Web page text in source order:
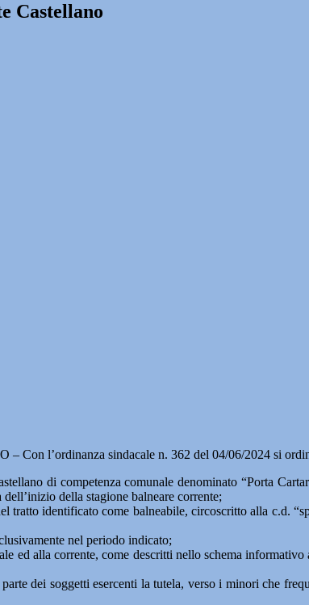
Castellano
– Con l’ordinanza sindacale n. 362 del 04/06/2024 si
di competenza comunale denominato “Porta
della stagione balneare corrente;
tratto identificato come balneabile, circoscritto alla c.d.
nel periodo indicato;
ed alla corrente, come descritti nello schema
dei soggetti esercenti la tutela, verso i minori che